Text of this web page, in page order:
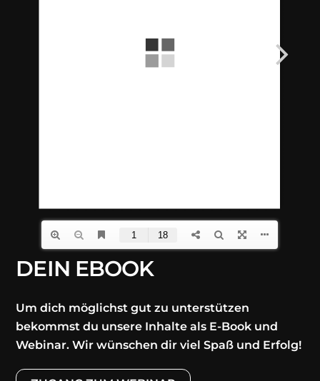
DEIN EBOOK
Um dich möglichst gut zu unterstützen
bekommst du unsere Inhalte als E-Book und
Webinar. Wir wünschen dir viel Spaß und Erfolg!